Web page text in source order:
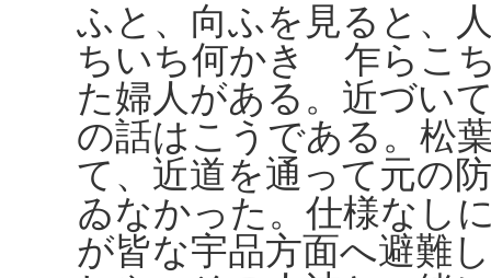
ふと、向ふを見ると、
ちいち何かきゝ乍らこ
た婦人がある。近づい
の話はこうである。松
て、近道を通って元の
ゐなかった。仕様なし
が皆な宇品方面へ避難